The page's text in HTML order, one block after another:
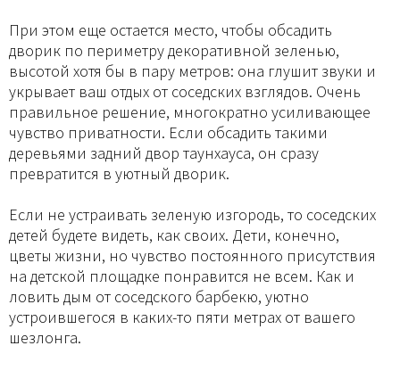
При этом еще остается место, чтобы обсадить
дворик по периметру декоративной зеленью,
высотой хотя бы в пару метров: она глушит звуки и
укрывает ваш отдых от соседских взглядов. Очень
правильное решение, многократно усиливающее
чувство приватности. Если обсадить такими
деревьями задний двор таунхауса, он сразу
превратится в уютный дворик.
Если не устраивать зеленую изгородь, то соседских
детей будете видеть, как своих. Дети, конечно,
цветы жизни, но чувство постоянного присутствия
на детской площадке понравится не всем. Как и
ловить дым от соседского барбекю, уютно
устроившегося в каких-то пяти метрах от вашего
шезлонга.